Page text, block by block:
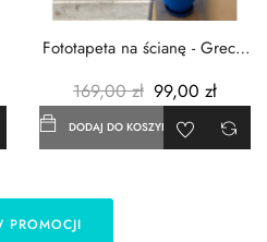
Fototapeta na ścianę - Grecja
169,00 zł 99,00 zł
DODAJ DO KOSZYKA
PROMOCJI